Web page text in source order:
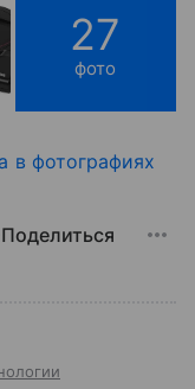
27
фото
в фотографиях
Поделиться